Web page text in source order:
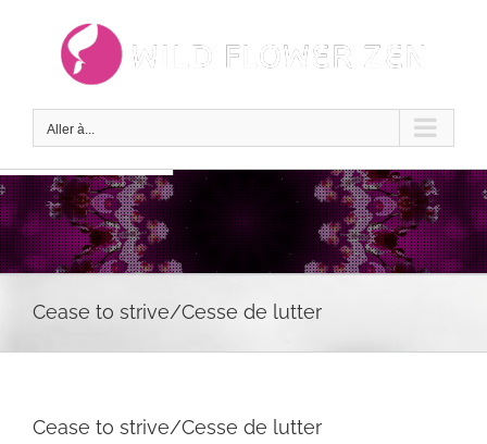
Aller à...
Cease to strive/Cesse de lutter
Cease to strive/Cesse de lutter